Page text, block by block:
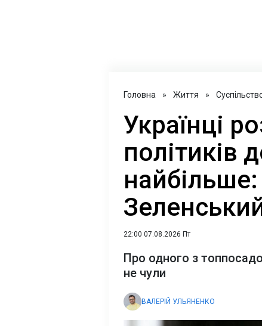
Головна » Життя »
Українці
політиків
22:00 07.08.2026 Пт
Про одного з
не чули
ВАЛЕРІЙ УЛЬЯНЕНКО